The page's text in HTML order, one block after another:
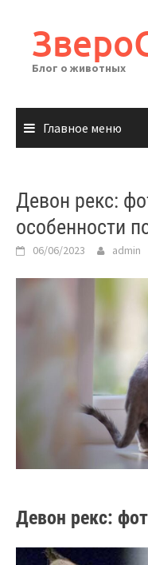
содержимому
Блог о животных
Главное меню
Девон рекс:
особенности
06/06/2023 admin
Девон рекс: